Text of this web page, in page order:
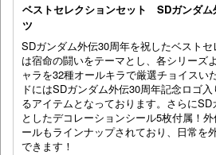
ベストセレクションセット SDガンダ
ツ
SDガンダム外伝30周年を祝したベスト
は宿命の闘いをテーマとし、各シリーズ
ャラを32種オールキラで厳選チョイスい
ドにはSDガンダム外伝30周年記念ロゴ
るアイテムとなっております。さらに
としたデコレーションシール5枚付属！
ールもラインナップされており、日常を
できます！